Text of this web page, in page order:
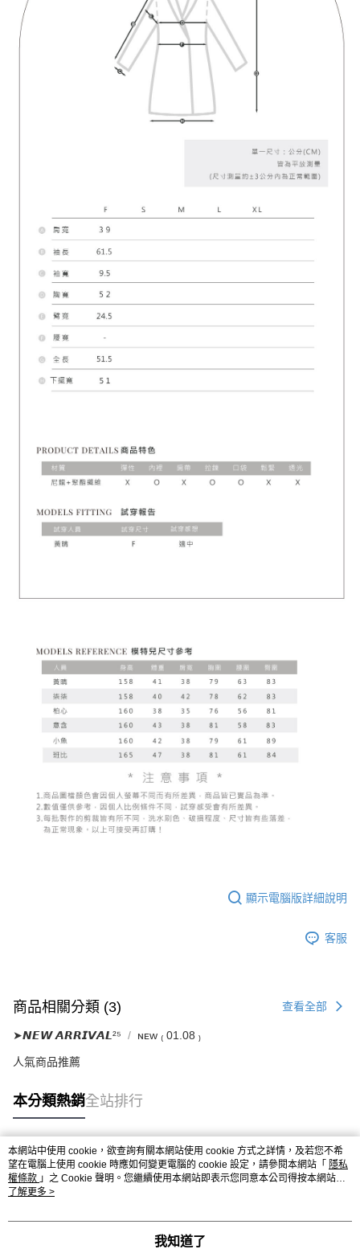
顯示電腦版詳細說明
客服
商品相關分類 (3) 查看全部
➤𝙉𝙀𝙒 𝘼𝙍𝙍𝙄𝙑𝘼𝙇²⁵ ɴᴇᴡ ₍ 01.08 ₎
人氣商品推薦
本分類熱銷全站排行
熱門標籤
本網站中使用 cookie，欲查詢有關本網站使用 cookie 方式之詳情，及若您不希
望在電腦上使用 cookie 時應如何變更電腦的 cookie 設定，請參閱本網站「 隱私
權條款 」之 Cookie 聲明。您繼續使用本網站即表示您同意本公司得按本網站使
用條款之 Cookie 聲明使用 cookie。
了解更多 >
我知道了